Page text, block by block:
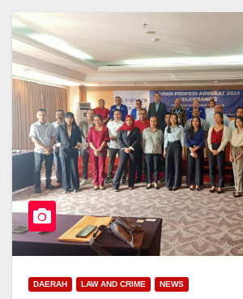
DAERAH LAW AND CRIME NEWS